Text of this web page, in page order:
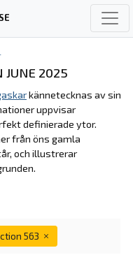
SE
JUNE 2025
kännetecknas av sin
uppvisar
definierade ytor.
från öns gamla
och illustrerar
563